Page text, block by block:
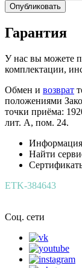
Опубликовать
Гарантия
У нас вы можете
комплектации,
Обмен и возврат
положениями
точки приёма:
лит. А, пом. 24.
Информация
Найти
ETK-384643
Соц. сети